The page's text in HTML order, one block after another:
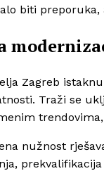
biti
Zagreb
Traži se
nužnost